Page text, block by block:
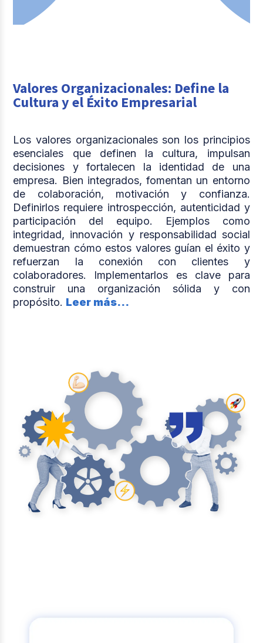
Valores Organizacionales: Define la
Cultura y el Éxito Empresarial
Los valores organizacionales son los principios
esenciales que definen la cultura, impulsan
decisiones y fortalecen la identidad de una
empresa. Bien integrados, fomentan un entorno
de colaboración, motivación y confianza.
Definirlos requiere introspección, autenticidad y
participación del equipo. Ejemplos como
integridad, innovación y responsabilidad social
demuestran cómo estos valores guían el éxito y
refuerzan la conexión con clientes y
colaboradores. Implementarlos es clave para
construir una organización sólida y con
propósito. Leer más...